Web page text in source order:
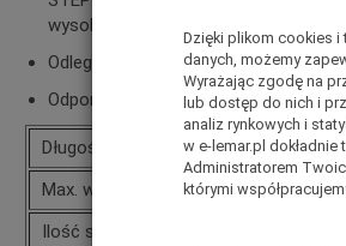
wysokości przebywania
Odległość między szczeblami
Odporna na brud czarna powłoka
Długość po złożeniu m
3,05
Max. wysokość robocza m
4,00
Ilość szczebli
Dzięki plikom cookies
danych, możemy
Wyrażając zgodę na
lub dostęp do nich i
analiz rynkowych i
w e-lemar.pl
Administratorem
którymi